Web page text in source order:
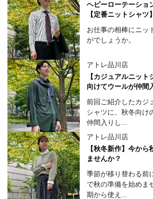
ヘビーローテーショ
【定番ニットシャツ】
お仕事の相棒にニッ
がでしょうか。
アトレ品川店
【カジュアルニット
向けてウールが仲間
前回ご紹介したカジ
シャツに、秋冬向け
仲間入りし...
アトレ品川店
【秋冬新作】今から
ませんか？
季節が移り替わる前
で秋の準備を始めま
期から使え...